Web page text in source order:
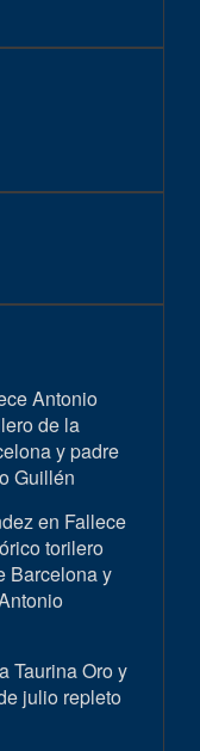
Antonio
de la
y padre
Guillén
en Fallece
torilero
Barcelona y
Taurina Oro y
julio repleto